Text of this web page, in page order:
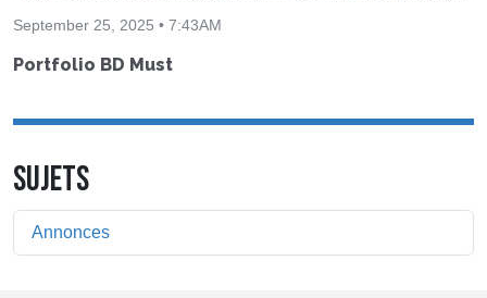
September 25, 2025 • 7:43AM
Portfolio BD Must
SUJETS
Annonces